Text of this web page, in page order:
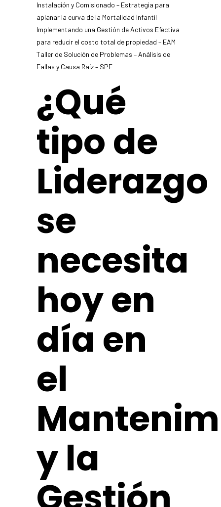
Instalación y Comisionado – Estrategia para
aplanar la curva de la Mortalidad Infantil
Implementando una Gestión de Activos Efectiva
para reducir el costo total de propiedad – EAM
Taller de Solución de Problemas – Análisis de
Fallas y Causa Raíz – SPF
¿Qué
tipo de
Liderazgo
se
necesita
hoy en
día en
el
y la